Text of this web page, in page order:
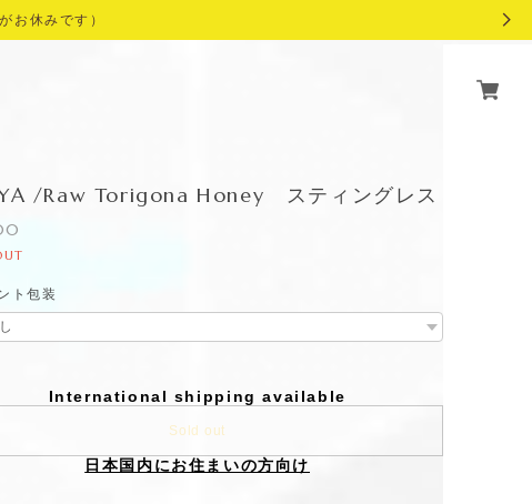
お休みです）
/Raw Torigona Honey スティングレス
ト包装
International shipping available
Sold out
日本国内にお住まいの方向け